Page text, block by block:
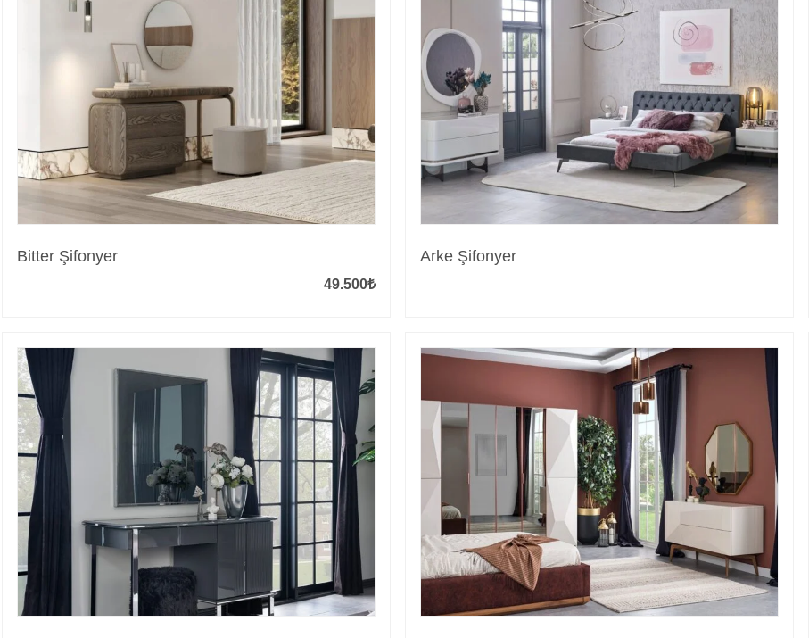
Bitter Şifonyer
49.500₺
Arke Şifonyer